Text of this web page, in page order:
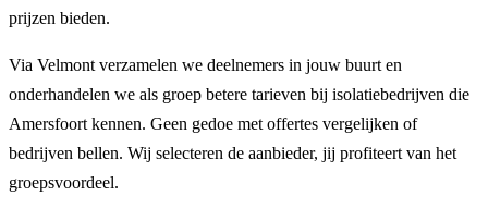
prijzen bieden.
Via Velmont verzamelen we deelnemers in jouw buurt en
onderhandelen we als groep betere tarieven bij isolatiebedrijven die
Amersfoort kennen. Geen gedoe met offertes vergelijken of
bedrijven bellen. Wij selecteren de aanbieder, jij profiteert van het
groepsvoordeel.